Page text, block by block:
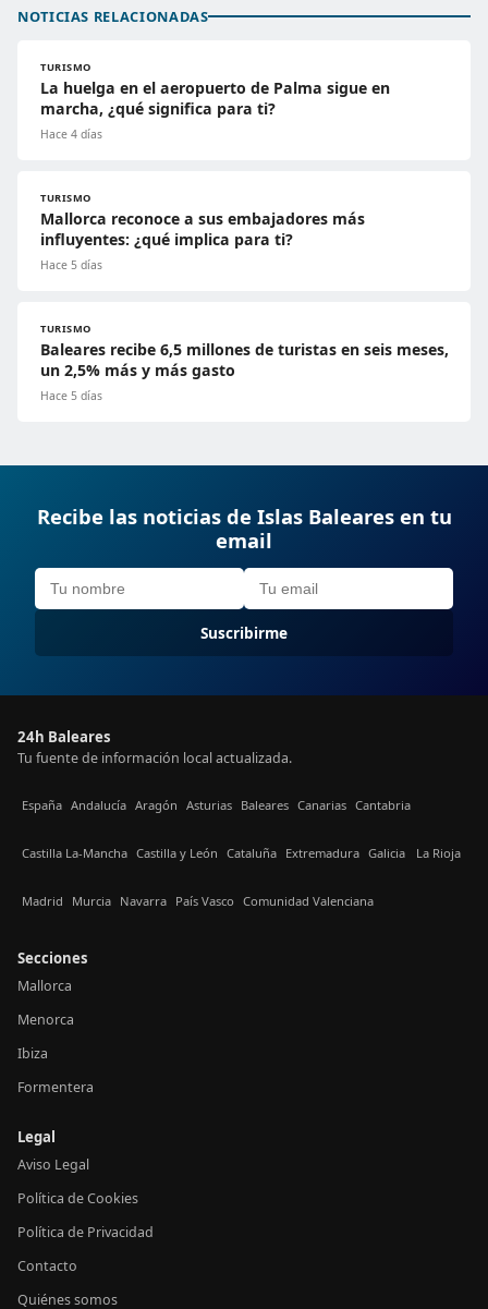
NOTICIAS RELACIONADAS
TURISMO
La huelga en el aeropuerto de Palma sigue en
marcha, ¿qué significa para ti?
Hace 4 días
TURISMO
Mallorca reconoce a sus embajadores más
influyentes: ¿qué implica para ti?
Hace 5 días
TURISMO
Baleares recibe 6,5 millones de turistas en seis meses,
un 2,5% más y más gasto
Hace 5 días
Recibe las noticias de Islas Baleares en tu
email
Suscribirme
24h Baleares
Tu fuente de información local actualizada.
España Andalucía Aragón Asturias Baleares Canarias Cantabria
Castilla La-Mancha Castilla y León Cataluña Extremadura Galicia La Rioja
Madrid Murcia Navarra País Vasco Comunidad Valenciana
Secciones
Mallorca
Menorca
Ibiza
Formentera
Legal
Aviso Legal
Política de Cookies
Política de Privacidad
Contacto
Quiénes somos